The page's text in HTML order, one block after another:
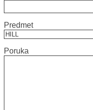
Predmet
Poruka